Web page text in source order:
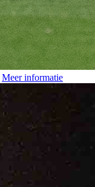
Meer informatie